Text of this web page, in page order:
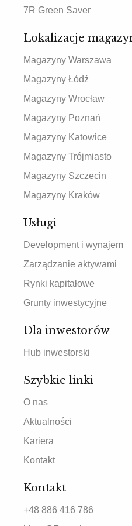
7R Green Saver
Lokalizacje
Magazyny Warszawa
Magazyny Łódź
Magazyny Wrocław
Magazyny Poznań
Magazyny Katowice
Magazyny Trójmiasto
Magazyny Szczecin
Magazyny Kraków
Usługi
Development i wynajem
Zarządzanie aktywami
Rynki kapitałowe
Grunty inwestycyjne
Dla inwestorów
Hub inwestorski
Szybkie linki
O nas
Aktualności
Kariera
Kontakt
Kontakt
+48 886 416 786